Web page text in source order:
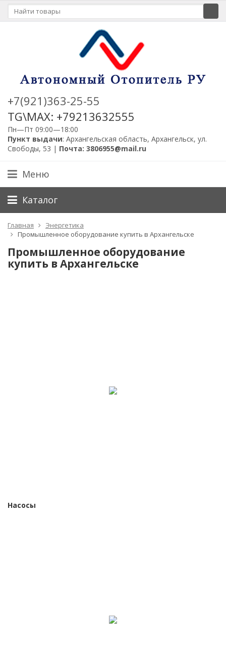
+7(921)363-25-55
TG\MAX: +79213632555
Пн—Пт 09:00—18:00
Пункт выдачи: Архангельская область, Архангельск, ул.
Свободы, 53 | Почта: 3806955@mail.ru
Меню
Каталог
Главная
Энергетика
Промышленное оборудование купить в Архангельске
Промышленное оборудование
купить в Архангельске
Насосы